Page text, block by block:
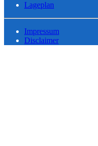
Lageplan
Impressum
Disclaimer